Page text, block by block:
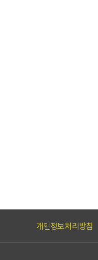
개인정보처리방침